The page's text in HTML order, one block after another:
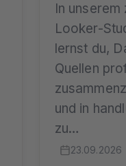
In
Looker-
lernst du,
Quellen
und in
zu…
23.09.2026